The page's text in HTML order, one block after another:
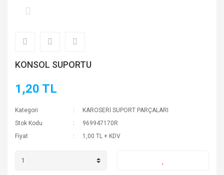
KONSOL SUPORTU
1,20 TL
Kategori
KAROSERİ SUPORT PARÇALARI
Stok Kodu
969947170R
Fiyat
1,00 TL + KDV